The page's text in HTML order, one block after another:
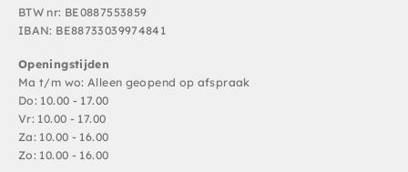
BTW nr: BE0887553859
IBAN: BE88733039974841
Openingstijden
Ma t/m wo: Alleen geopend op afspraak
Do: 10.00 - 17.00
Vr: 10.00 - 17.00
Za: 10.00 - 16.00
Zo: 10.00 - 16.00